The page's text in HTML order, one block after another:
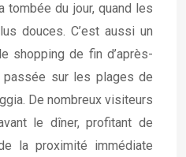
tombée du jour, quand les
douces. C’est aussi un
shopping de fin d’après-
passée sur les plages de
De nombreux visiteurs
le dîner, profitant de
la proximité immédiate